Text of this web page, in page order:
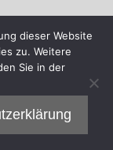
dieser Website
zu. Weitere
Sie in der